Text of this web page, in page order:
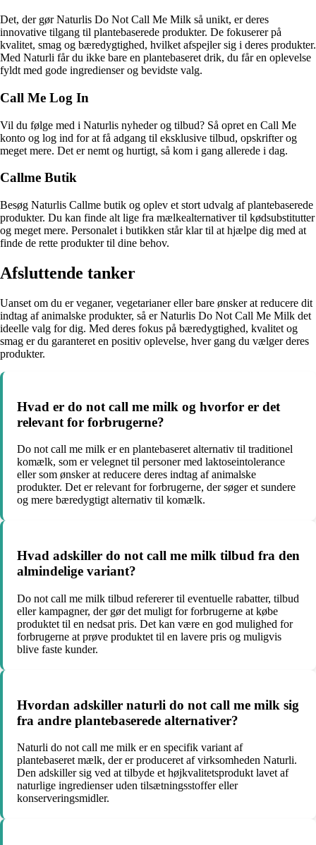
Det, der gør Naturlis Do Not Call Me Milk så unikt, er deres
innovative tilgang til plantebaserede produkter. De fokuserer på
kvalitet, smag og bæredygtighed, hvilket afspejler sig i deres produkter.
Med Naturli får du ikke bare en plantebaseret drik, du får en oplevelse
fyldt med gode ingredienser og bevidste valg.
Call Me Log In
Vil du følge med i Naturlis nyheder og tilbud? Så opret en Call Me
konto og log ind for at få adgang til eksklusive tilbud, opskrifter og
meget mere. Det er nemt og hurtigt, så kom i gang allerede i dag.
Callme Butik
Besøg Naturlis Callme butik og oplev et stort udvalg af plantebaserede
produkter. Du kan finde alt lige fra mælkealternativer til kødsubstitutter
og meget mere. Personalet i butikken står klar til at hjælpe dig med at
finde de rette produkter til dine behov.
Afsluttende tanker
Uanset om du er veganer, vegetarianer eller bare ønsker at reducere dit
indtag af animalske produkter, så er Naturlis Do Not Call Me Milk det
ideelle valg for dig. Med deres fokus på bæredygtighed, kvalitet og
smag er du garanteret en positiv oplevelse, hver gang du vælger deres
produkter.
Hvad er do not call me milk og hvorfor er det
relevant for forbrugerne?
Do not call me milk er en plantebaseret alternativ til traditionel
komælk, som er velegnet til personer med laktoseintolerance
eller som ønsker at reducere deres indtag af animalske
produkter. Det er relevant for forbrugerne, der søger et sundere
og mere bæredygtigt alternativ til komælk.
Hvad adskiller do not call me milk tilbud fra den
almindelige variant?
Do not call me milk tilbud refererer til eventuelle rabatter, tilbud
eller kampagner, der gør det muligt for forbrugerne at købe
produktet til en nedsat pris. Det kan være en god mulighed for
forbrugerne at prøve produktet til en lavere pris og muligvis
blive faste kunder.
Hvordan adskiller naturli do not call me milk sig
fra andre plantebaserede alternativer?
Naturli do not call me milk er en specifik variant af
plantebaseret mælk, der er produceret af virksomheden Naturli.
Den adskiller sig ved at tilbyde et højkvalitetsprodukt lavet af
naturlige ingredienser uden tilsætningsstoffer eller
konserveringsmidler.